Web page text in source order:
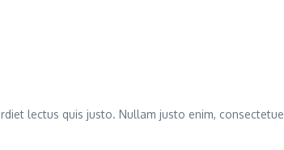
lectus quis justo. Nullam justo enim,